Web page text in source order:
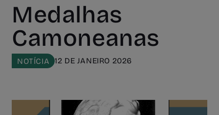
Medalhas
Camoneanas
NOTÍCIA 12 DE JANEIRO 2026